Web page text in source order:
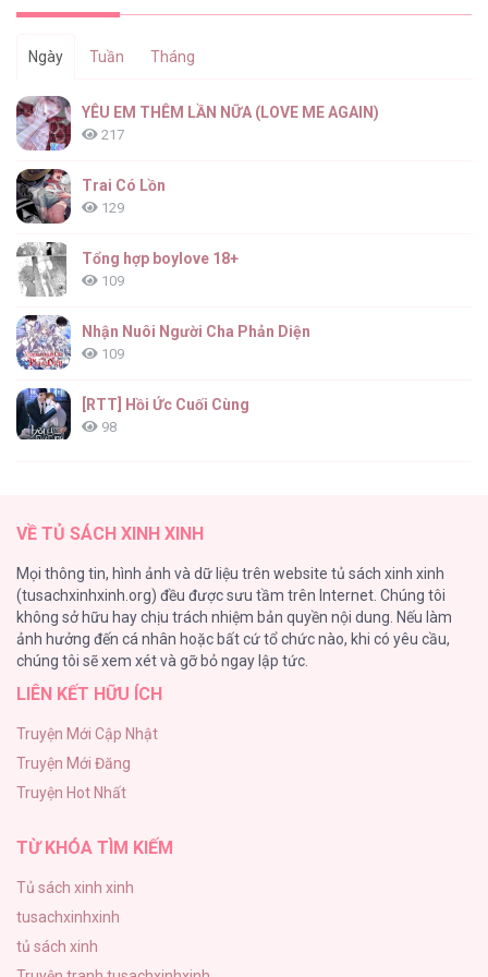
Ngày Tuần Tháng
YÊU EM THÊM LẦN NỮA (LOVE ME AGAIN)
217
Trai Có Lồn
129
Tổng hợp boylove 18+
109
Nhận Nuôi Người Cha Phản Diện
109
[RTT] Hồi Ức Cuối Cùng
98
75
Vương Miện Lục Bảo
75
Chào Mừng Đến Với Văn Hóa Milf
ONESHOT CHỊCH
68
VỀ TỦ SÁCH XINH XINH
Mọi thông tin, hình ảnh và dữ liệu trên website tủ sách xinh xinh
(tusachxinhxinh.org) đều được sưu tầm trên Internet. Chúng tôi
không sở hữu hay chịu trách nhiệm bản quyền nội dung. Nếu làm
ảnh hưởng đến cá nhân hoặc bất cứ tổ chức nào, khi có yêu cầu,
chúng tôi sẽ xem xét và gỡ bỏ ngay lập tức.
LIÊN KẾT HỮU ÍCH
Truyện Mới Cập Nhật
Truyện Mới Đăng
Truyện Hot Nhất
TỪ KHÓA TÌM KIẾM
Tủ sách xinh xinh
tusachxinhxinh
tủ sách xinh